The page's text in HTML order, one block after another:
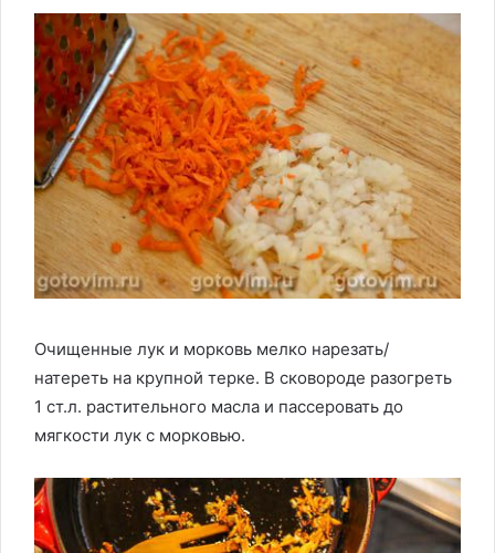
Очищенные лук и морковь мелко нарезать/
натереть на крупной терке. В сковороде разогреть
1 ст.л. растительного масла и пассеровать до
мягкости лук с морковью.